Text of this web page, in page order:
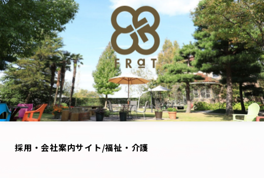
採用・会社案内サイト/福祉・介護